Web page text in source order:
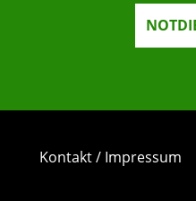
Kontakt / Impressum